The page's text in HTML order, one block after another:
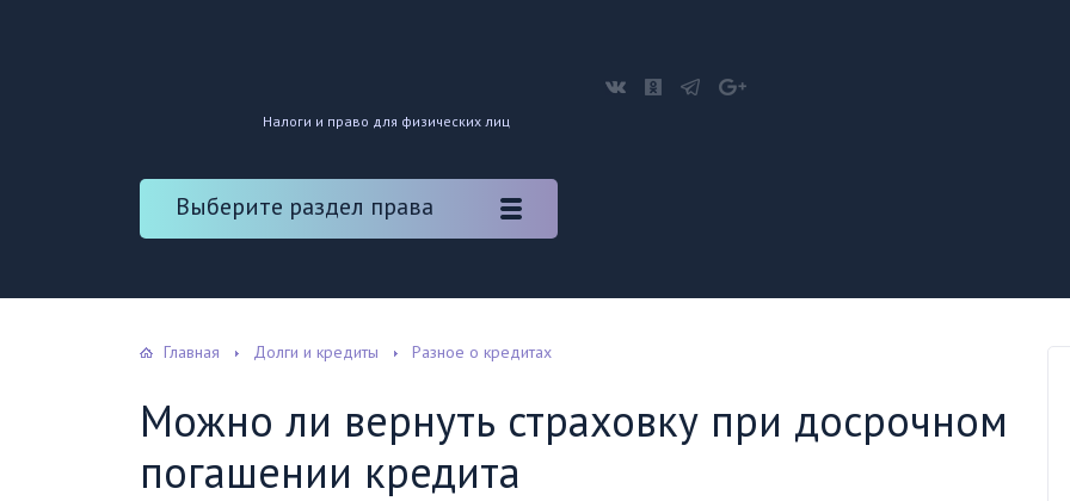
Налоги и право для физических лиц
Выберите раздел права
Главная Долги и кредиты Разное о кредитах
Можно ли вернуть страховку при досрочном
погашении кредита